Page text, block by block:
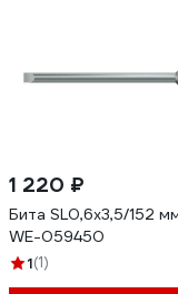
1 220 ₽
Бита SL0,6x3,5/152
WE-059450
1(1)